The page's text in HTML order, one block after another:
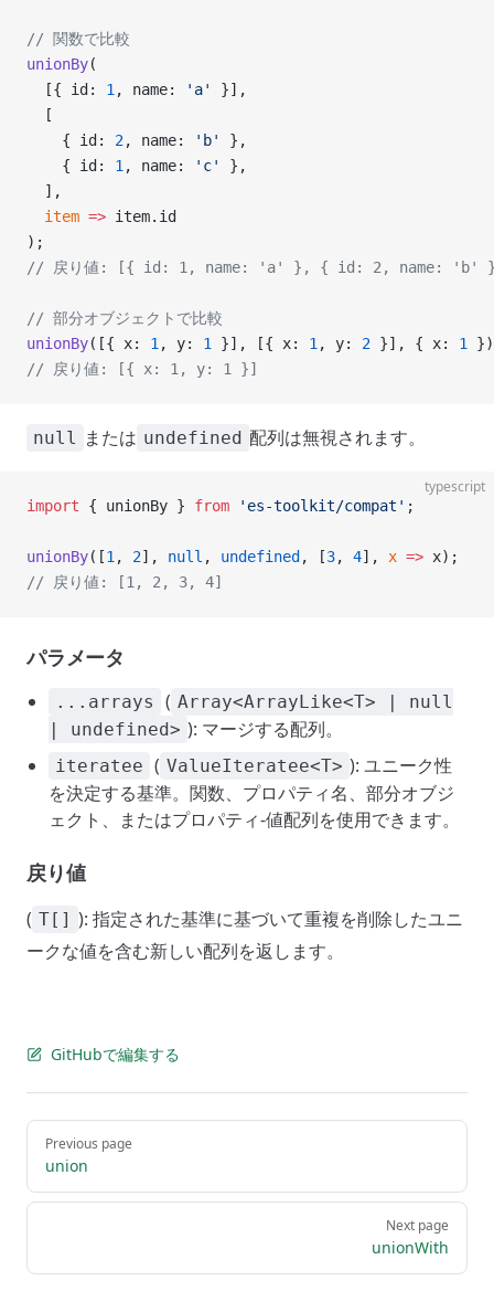
// 関数で比較
unionBy(
  [{ id:
1 , name: 'a'
}],
  [
    { id:
2, name: 'b'
},
    { id:
1 , name: 'c'
},
  ],
  item
=> item.id
);
// 戻り値: [{ id: 1, name: 'a' }, { id: 2, name: 'b'
// 部分オブジェクトで比較
unionBy([{ x: 1 , y: 1 }], [{ x: 1 , y: 2 }], { x: 1
// 戻り値: [{ x: 1, y: 1 }]
null または undefined 配列は無視されます。
typescript
import { unionBy } from 'es-toolkit/compat' ;
unionBy([1 , 2], null , undefined , [3, 4], x => x);
// 戻り値: [1, 2, 3, 4]
パラメータ
...arrays ( Array<ArrayLike<T> | null
| undefined> ): マージする配列。
iteratee ( ValueIteratee<T> ): ユニーク性
を決定する基準。関数、プロパティ名、部分オブジ
ェクト、またはプロパティ-値配列を使用できます。
戻り値
( T[] ): 指定された基準に基づいて重複を削除したユニ
ークな値を含む新しい配列を返します。
GitHubで編集する
Pager
Previous page
union
Next page
unionWith